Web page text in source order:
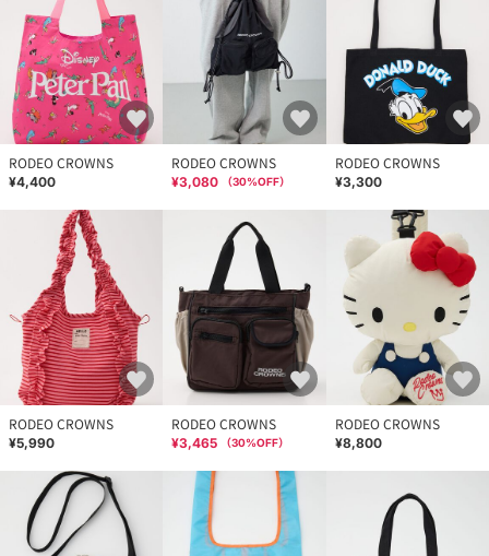
RODEO CROWNS
¥4,400
RODEO CROWNS
¥3,080 （30%OFF）
RODEO CROWNS
¥3,300
RODEO CROWNS
¥5,990
RODEO CROWNS
¥3,465 （30%OFF）
RODEO CROWNS
¥8,800